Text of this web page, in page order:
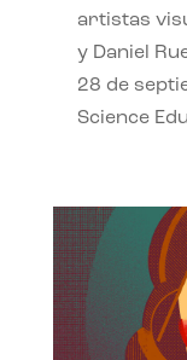
artistas
y Daniel
28 de
Science